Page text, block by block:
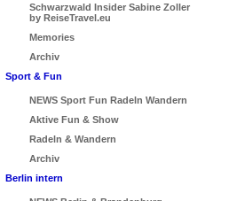
Schwarzwald Insider Sabine Zoller
by ReiseTravel.eu
Memories
Archiv
Sport & Fun
NEWS Sport Fun Radeln Wandern
Aktive Fun & Show
Radeln & Wandern
Archiv
Berlin intern